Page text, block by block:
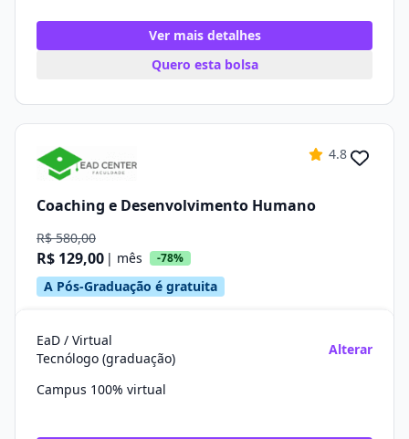
Ver mais detalhes
Quero esta bolsa
4.8
Coaching e Desenvolvimento Humano
R$ 580,00
R$ 129,00 | mês -78%
A Pós-Graduação é gratuita
EaD / Virtual
Tecnólogo (graduação)
Alterar
Campus 100% virtual